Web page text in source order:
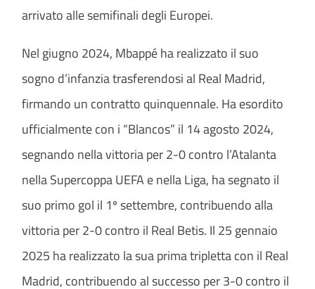
arrivato alle semifinali degli Europei.
Nel giugno 2024, Mbappé ha realizzato il suo
sogno d’infanzia trasferendosi al Real Madrid,
firmando un contratto quinquennale. Ha esordito
ufficialmente con i “Blancos” il 14 agosto 2024,
segnando nella vittoria per 2-0 contro l’Atalanta
nella Supercoppa UEFA e nella Liga, ha segnato il
suo primo gol il 1º settembre, contribuendo alla
vittoria per 2-0 contro il Real Betis. Il 25 gennaio
2025 ha realizzato la sua prima tripletta con il Real
Madrid, contribuendo al successo per 3-0 contro il